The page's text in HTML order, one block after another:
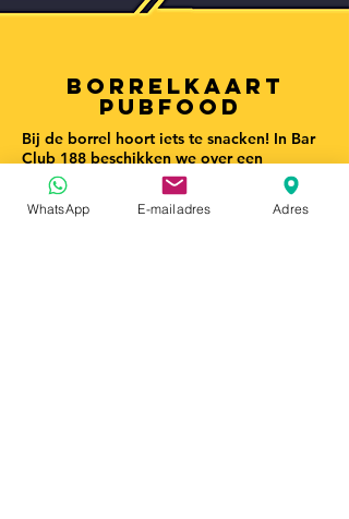
Borrelkaart
Pubfood
Bij de borrel hoort iets te snacken! In Bar
Club 188 beschikken we over een
uitgebreide snackkaart met tosti's,
broodjes, een ruim scala aan frituursnacks
(ook vega en vegan), tapas en wat
WhatsApp E-mailadres Adres